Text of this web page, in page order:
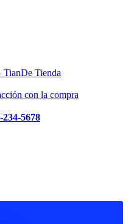
TianDe Tienda
con la compra
234-5678